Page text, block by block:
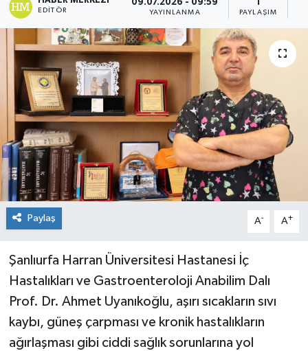
EDITÖR
09.07.2026 - 09:59
YAYINLANMA
1
PAYLAŞIM
Paylaş A- A+
Şanlıurfa Harran Üniversitesi Hastanesi İç
Hastalıkları ve Gastroenteroloji Anabilim Dalı
Prof. Dr. Ahmet Uyanıkoğlu, aşırı sıcakların sıvı
kaybı, güneş çarpması ve kronik hastalıkların
ağırlaşması gibi ciddi sağlık sorunlarına yol